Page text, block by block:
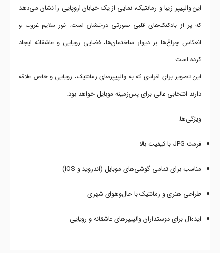
این والپیپر زیبا و رمانتیک، نمایی از یک خیابان اروپایی را نشان می‌دهد
که پر از بادکنک‌های قلبی صورتی درخشان است. نور ملایم غروب و
انعکاس چراغ‌ها بر دیوار ساختمان‌ها، فضایی رویایی و عاشقانه ایجاد
کرده است.
این تصویر برای افرادی که به والپیپرهای رمانتیک، رویایی و خاص علاقه
دارند انتخابی عالی برای پس‌زمینه موبایل خواهد بود.
ویژگی‌ها:
فرمت JPG با کیفیت بالا
مناسب برای تمامی گوشی‌های موبایل (اندروید و iOS)
طراحی هنری و رمانتیک با حال‌وهوای شهری
ایده‌آل برای دوستداران والپیپرهای عاشقانه و رویایی